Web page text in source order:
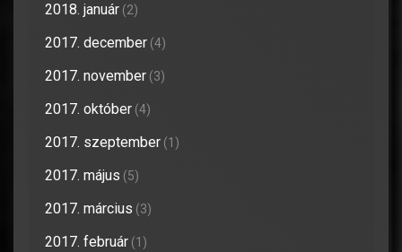
2018. január (2)
2017. december (4)
2017. november (3)
2017. október (4)
2017. szeptember (1)
2017. május (5)
2017. március (3)
2017. február (1)